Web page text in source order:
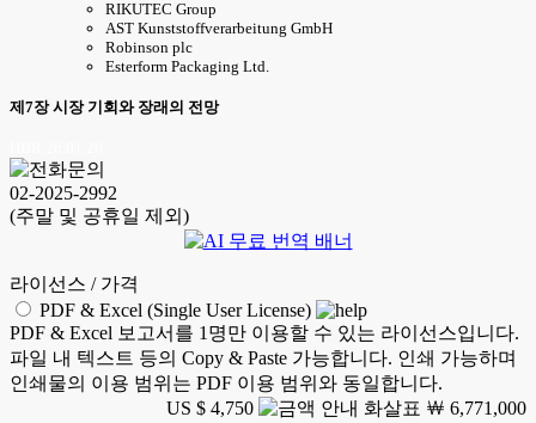
RIKUTEC Group
AST Kunststoffverarbeitung GmbH
Robinson plc
Esterform Packaging Ltd.
제7장 시장 기회와 장래의 전망
02-2025-2992
(주말 및 공휴일 제외)
라이선스 / 가격
PDF & Excel (Single User License)
PDF & Excel 보고서를 1명만 이용할 수 있는 라이선스입니다.
파일 내 텍스트 등의 Copy & Paste 가능합니다. 인쇄 가능하며
인쇄물의 이용 범위는 PDF 이용 범위와 동일합니다.
US $ 4,750
￦ 6,771,000